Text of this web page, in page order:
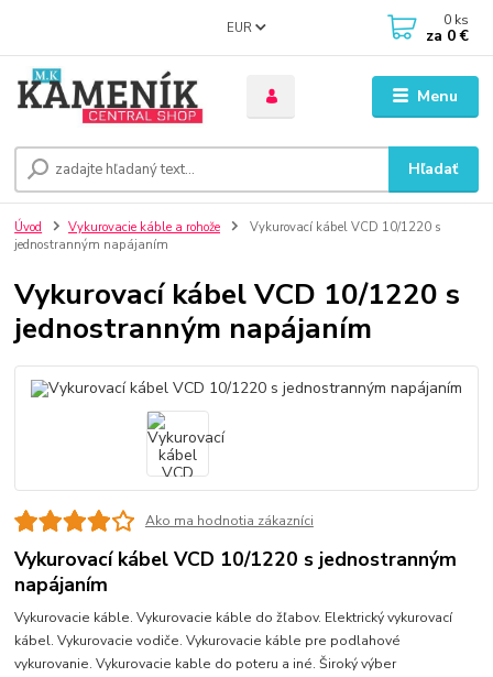
Menu
EUR
Hľadať
0 ks
za 0 €
Úvod Vykurovacie káble a rohože
Vykurovací kábel VCD 10/1220 s
jednostranným napájaním
Vykurovací kábel VCD 10/1220 s
jednostranným napájaním
Ako ma hodnotia zákazníci
Vykurovací kábel VCD 10/1220 s jednostranným
napájaním
Vykurovacie káble. Vykurovacie káble do žľabov. Elektrický vykurovací
kábel. Vykurovacie vodiče. Vykurovacie káble pre podlahové
vykurovanie. Vykurovacie kable do poteru a iné. Široký výber